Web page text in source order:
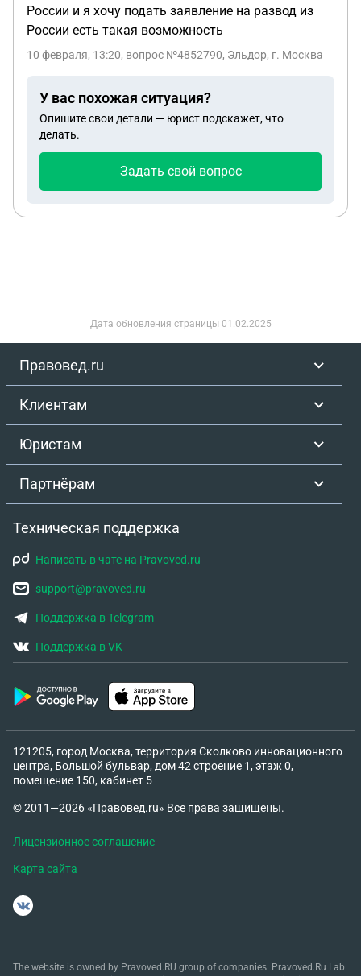
России и я хочу подать заявление на развод из
России есть такая возможность
10 февраля, 13:20, вопрос №4852790, Эльдор, г. Москва
У вас похожая ситуация?
Опишите свои детали — юрист подскажет, что
делать.
Задать свой вопрос
Дата обновления страницы 01.02.2025
Правовед.ru
Клиентам
Юристам
Партнёрам
Техническая поддержка
Написать в чате на Pravoved.ru
support@pravoved.ru
Поддержка в Telegram
Поддержка в VK
121205, город Москва, территория Сколково инновационного
центра, Большой бульвар, дом 42 строение 1, этаж 0,
помещение 150, кабинет 5
© 2011—2026 «Правовед.ru» Все права защищены.
Лицензионное соглашение
Карта сайта
The website is owned by Pravoved.RU group of companies. Pravoved.Ru Lab